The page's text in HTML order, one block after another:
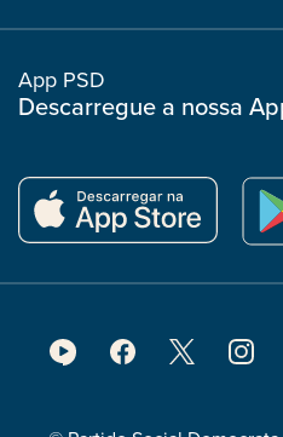
col
App PSD
Descarregue a nossa
Footer
Media